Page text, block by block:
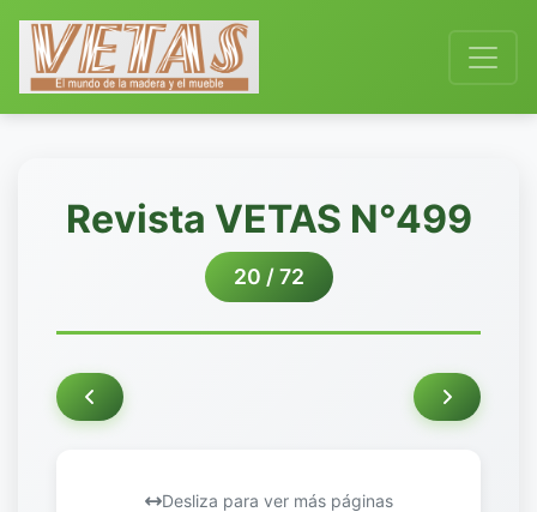
Revista VETAS N°499
20 / 72
Desliza para ver más páginas